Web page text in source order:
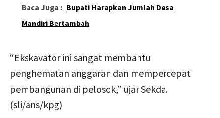
Baca Juga : Bupati Harapkan Jumlah Desa
Mandiri Bertambah
“Ekskavator ini sangat membantu
penghematan anggaran dan mempercepat
pembangunan di pelosok,” ujar Sekda.
(sli/ans/kpg)